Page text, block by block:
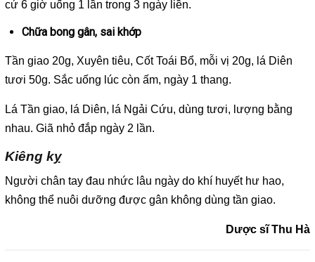
cứ 6 giờ uống 1 lần trong 3 ngày liền.
Chữa bong gân, sai khớp
Tần giao 20g, Xuyên tiêu, Cốt Toái Bổ, mỗi vị 20g, lá Diên
tươi 50g. Sắc uống lúc còn ấm, ngày 1 thang.
Lá Tần giao, lá Diên, lá Ngải Cứu, dùng tươi, lượng bằng
nhau. Giã nhỏ đắp ngày 2 lần.
Kiêng kỵ
Người chân tay đau nhức lâu ngày do khí huyết hư hao,
không thể nuôi dưỡng được gân không dùng tần giao.
Dược sĩ Thu Hà